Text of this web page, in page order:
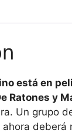
está en
Ratones y
Un grupo
ahora deberá